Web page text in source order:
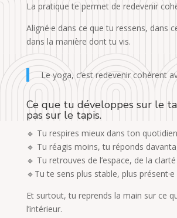
La pratique te permet de redevenir
Aligné·e dans ce que tu ressens, dans
dans la manière dont tu vis.
Le yoga, c’est redevenir cohérent
Ce que tu développes sur le
pas sur le tapis.
🔹 Tu respires mieux dans ton quotidien
🔹 Tu réagis moins, tu réponds
🔹 Tu retrouves de l’espace, de la clarté
🔹 Tu te sens plus stable, plus présent·e
Et surtout, tu reprends la main sur ce
l’intérieur.